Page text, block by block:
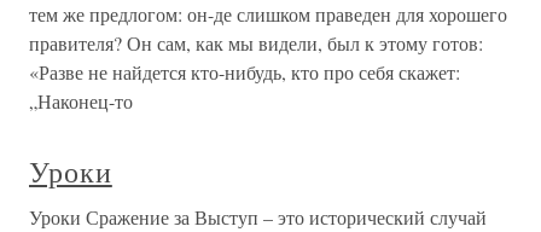
тем же предлогом: он-де слишком праведен для хорошего
правителя? Он сам, как мы видели, был к этому готов:
«Разве не найдется кто-нибудь, кто про себя скажет:
„Наконец-то
Уроки
Уроки Сражение за Выступ – это исторический случай